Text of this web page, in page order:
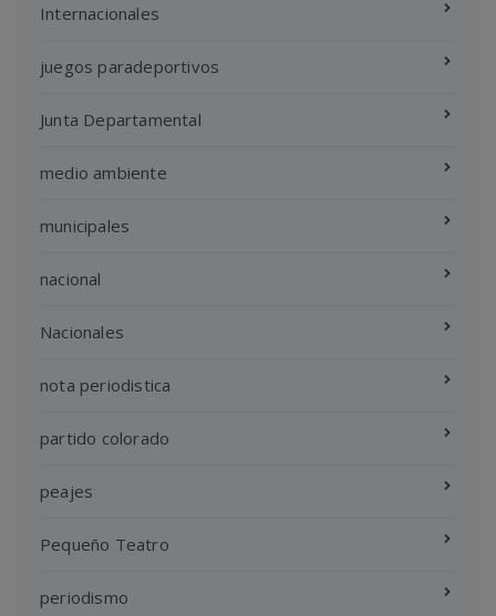
Internacionales
juegos paradeportivos
Junta Departamental
medio ambiente
municipales
nacional
Nacionales
nota periodistica
partido colorado
peajes
Pequeño Teatro
periodismo